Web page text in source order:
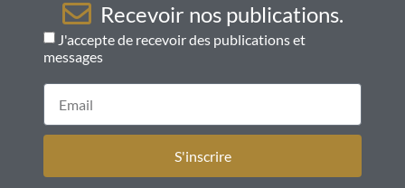
Recevoir nos publications.
J'accepte de recevoir des publications et
messages
S'inscrire